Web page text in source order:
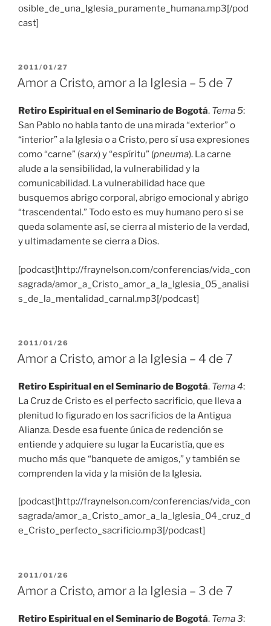
osible_de_una_Iglesia_puramente_humana.mp3[/pod
cast]
PUBLICADO
EL
2011/01/27
Amor a Cristo, amor a la Iglesia – 5 de 7
Retiro Espiritual en el Seminario de Bogotá. Tema 5:
San Pablo no habla tanto de una mirada “exterior” o
“interior” a la Iglesia o a Cristo, pero sí usa expresiones
como “carne” (sarx) y “espíritu” (pneuma). La carne
alude a la sensibilidad, la vulnerabilidad y la
comunicabilidad. La vulnerabilidad hace que
busquemos abrigo corporal, abrigo emocional y abrigo
“trascendental.” Todo esto es muy humano pero si se
queda solamente así, se cierra al misterio de la verdad,
y ultimadamente se cierra a Dios.
[podcast]http://fraynelson.com/conferencias/vida_con
sagrada/amor_a_Cristo_amor_a_la_Iglesia_05_analisi
s_de_la_mentalidad_carnal.mp3[/podcast]
PUBLICADO
EL
2011/01/26
Amor a Cristo, amor a la Iglesia – 4 de 7
Retiro Espiritual en el Seminario de Bogotá. Tema 4:
La Cruz de Cristo es el perfecto sacrificio, que lleva a
plenitud lo figurado en los sacrificios de la Antigua
Alianza. Desde esa fuente única de redención se
entiende y adquiere su lugar la Eucaristía, que es
mucho más que “banquete de amigos,” y también se
comprenden la vida y la misión de la Iglesia.
[podcast]http://fraynelson.com/conferencias/vida_con
sagrada/amor_a_Cristo_amor_a_la_Iglesia_04_cruz_d
e_Cristo_perfecto_sacrificio.mp3[/podcast]
PUBLICADO
EL
2011/01/26
Amor a Cristo, amor a la Iglesia – 3 de 7
Retiro Espiritual en el Seminario de Bogotá. Tema 3: